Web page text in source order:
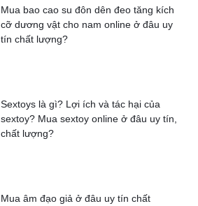
Mua bao cao su đôn dên đeo tăng kích
cỡ dương vật cho nam online ở đâu uy
tín chất lượng?
Sextoys là gì? Lợi ích và tác hại của
sextoy? Mua sextoy online ở đâu uy tín,
chất lượng?
Mua âm đạo giả ở đâu uy tín chất